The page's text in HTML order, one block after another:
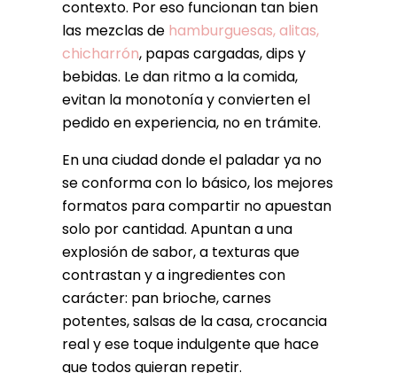
contexto. Por eso funcionan tan bien
las mezclas de hamburguesas, alitas,
chicharrón, papas cargadas, dips y
bebidas. Le dan ritmo a la comida,
evitan la monotonía y convierten el
pedido en experiencia, no en trámite.
En una ciudad donde el paladar ya no
se conforma con lo básico, los mejores
formatos para compartir no apuestan
solo por cantidad. Apuntan a una
explosión de sabor, a texturas que
contrastan y a ingredientes con
carácter: pan brioche, carnes
potentes, salsas de la casa, crocancia
real y ese toque indulgente que hace
que todos quieran repetir.